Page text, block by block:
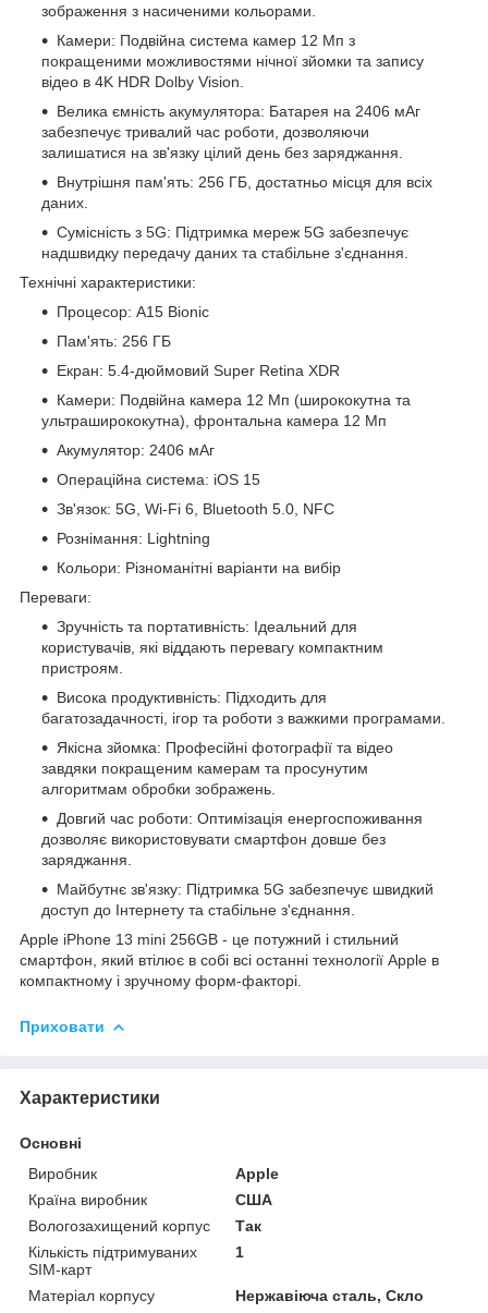
зображення з насиченими кольорами.
Камери: Подвійна система камер 12 Мп з
покращеними можливостями нічної зйомки та запису
відео в 4K HDR Dolby Vision.
Велика ємність акумулятора: Батарея на 2406 мАг
забезпечує тривалий час роботи, дозволяючи
залишатися на зв'язку цілий день без заряджання.
Внутрішня пам'ять: 256 ГБ, достатньо місця для всіх
даних.
Сумісність з 5G: Підтримка мереж 5G забезпечує
надшвидку передачу даних та стабільне з'єднання.
Технічні характеристики:
Процесор: A15 Bionic
Пам'ять: 256 ГБ
Екран: 5.4-дюймовий Super Retina XDR
Камери: Подвійна камера 12 Мп (ширококутна та
ультраширококутна), фронтальна камера 12 Мп
Акумулятор: 2406 мАг
Операційна система: iOS 15
Зв'язок: 5G, Wi-Fi 6, Bluetooth 5.0, NFC
Рознімання: Lightning
Кольори: Різноманітні варіанти на вибір
Переваги:
Зручність та портативність: Ідеальний для
користувачів, які віддають перевагу компактним
пристроям.
Висока продуктивність: Підходить для
багатозадачності, ігор та роботи з важкими програмами.
Якісна зйомка: Професійні фотографії та відео
завдяки покращеним камерам та просунутим
алгоритмам обробки зображень.
Довгий час роботи: Оптимізація енергоспоживання
дозволяє використовувати смартфон довше без
заряджання.
Майбутнє зв'язку: Підтримка 5G забезпечує швидкий
доступ до Інтернету та стабільне з'єднання.
Apple iPhone 13 mini 256GB - це потужний і стильний
смартфон, який втілює в собі всі останні технології Apple в
компактному і зручному форм-факторі.
Приховати
Характеристики
Основні
Виробник
Apple
Країна виробник
США
Вологозахищений корпус
Так
Кількість підтримуваних
SIM-карт
1
Матеріал корпусу
Нержавіюча сталь, Скло